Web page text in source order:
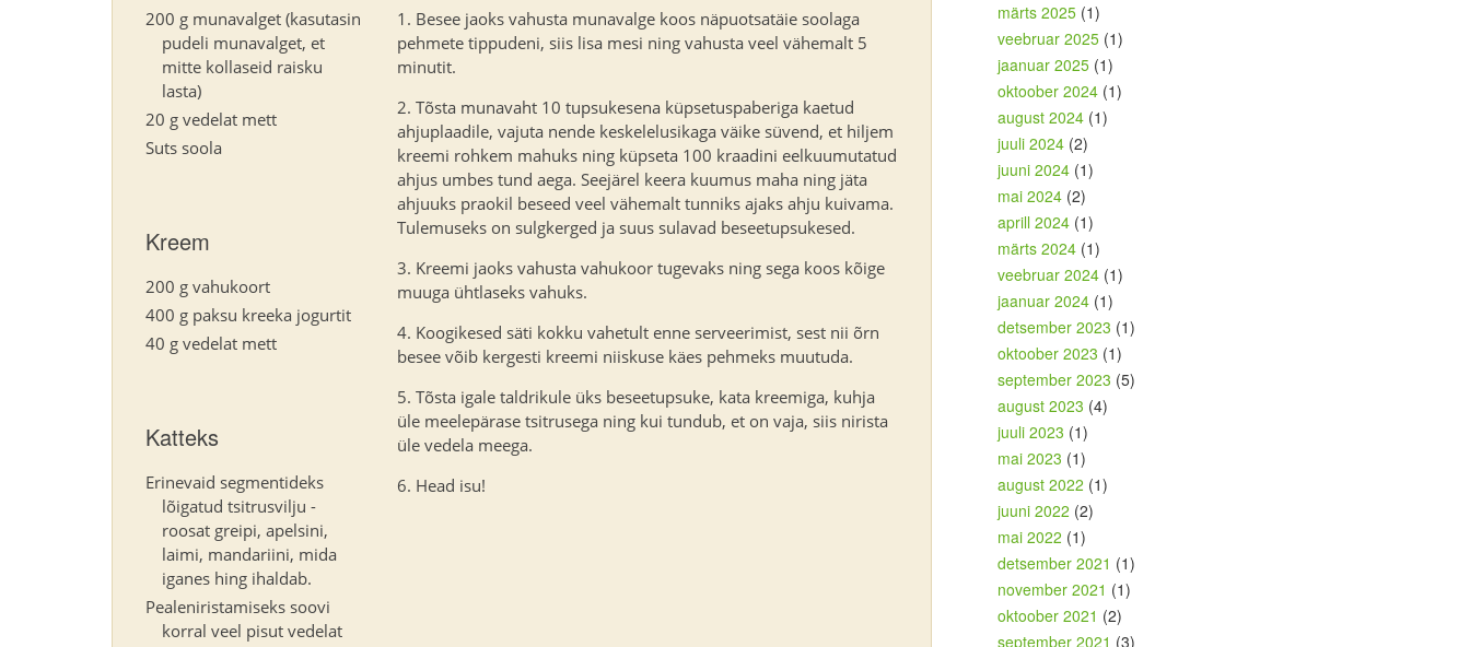
200 g munavalget (kasutasin
pudeli munavalget, et
mitte kollaseid raisku
lasta)
20 g vedelat mett
Suts soola
Kreem
200 g vahukoort
400 g paksu kreeka jogurtit
40 g vedelat mett
Katteks
Erinevaid segmentideks
lõigatud tsitrusvilju -
roosat greipi, apelsini,
laimi, mandariini, mida
iganes hing ihaldab.
Pealeniristamiseks soovi
korral veel pisut vedelat
Besee jaoks vahusta munavalge koos näpuotsatäie soolaga
pehmete tippudeni, siis lisa mesi ning vahusta veel vähemalt 5
minutit.
Tõsta munavaht 10 tupsukesena küpsetuspaberiga kaetud
ahjuplaadile, vajuta nende keskelelusikaga väike süvend, et hiljem
kreemi rohkem mahuks ning küpseta 100 kraadini eelkuumutatud
ahjus umbes tund aega. Seejärel keera kuumus maha ning jäta
ahjuuks praokil beseed veel vähemalt tunniks ajaks ahju kuivama.
Tulemuseks on sulgkerged ja suus sulavad beseetupsukesed.
Kreemi jaoks vahusta vahukoor tugevaks ning sega koos kõige
muuga ühtlaseks vahuks.
Koogikesed säti kokku vahetult enne serveerimist, sest nii õrn
besee võib kergesti kreemi niiskuse käes pehmeks muutuda.
Tõsta igale taldrikule üks beseetupsuke, kata kreemiga, kuhja
üle meelepärase tsitrusega ning kui tundub, et on vaja, siis nirista
üle vedela meega.
Head isu!
märts 2025 (1)
veebruar 2025 (1)
jaanuar 2025 (1)
oktoober 2024 (1)
august 2024 (1)
juuli 2024 (2)
juuni 2024 (1)
mai 2024 (2)
aprill 2024 (1)
märts 2024 (1)
veebruar 2024 (1)
jaanuar 2024 (1)
detsember 2023 (1)
oktoober 2023 (1)
september 2023 (5)
august 2023 (4)
juuli 2023 (1)
mai 2023 (1)
august 2022 (1)
juuni 2022 (2)
mai 2022 (1)
detsember 2021 (1)
november 2021 (1)
oktoober 2021 (2)
september 2021 (3)